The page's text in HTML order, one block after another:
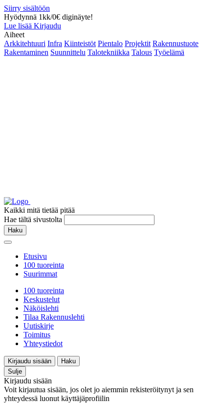
Siirry sisältöön
Hyödynnä 1kk/0€ diginäyte!
Lue lisää Kirjaudu
Aiheet
Arkkitehtuuri Infra Kiinteistöt Pientalo Projektit Rakennustuote
Rakentaminen Suunnittelu Talotekniikka Talous Työelämä
Kaikki mitä tietää pitää
Hae tältä sivustolta
Haku
Etusivu
100 tuoreinta
Suurimmat
100 tuoreinta
Keskustelut
Näköislehti
Tilaa Rakennuslehti
Uutiskirje
Toimitus
Yhteystiedot
Kirjaudu sisään
Haku
Sulje
Kirjaudu sisään
Voit kirjautua sisään, jos olet jo aiemmin rekisteröitynyt ja sen
yhteydessä luonut käyttäjäprofiilin